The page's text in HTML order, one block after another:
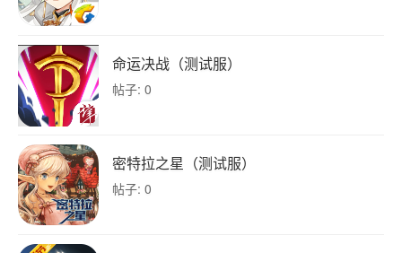
命运决战（测试服）
帖子: 0
密特拉之星（测试服）
帖子: 0